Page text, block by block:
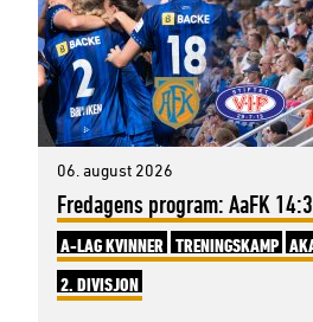
06. august 2026
Fredagens program: AaFK
A-LAG KVINNER TRENINGSKAMP
2. DIVISJON